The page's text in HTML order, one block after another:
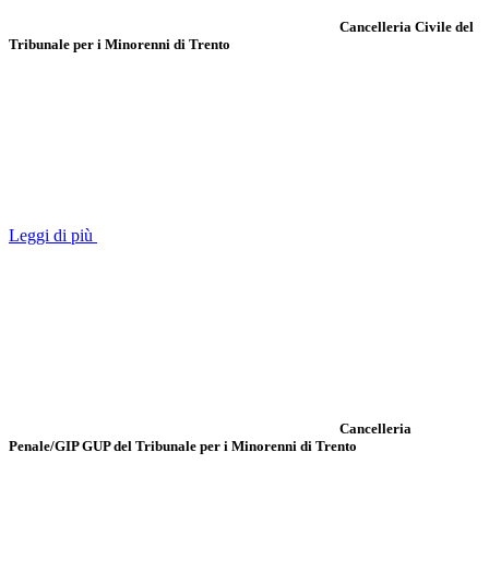
Cancelleria Civile del
Tribunale per i Minorenni di Trento
Leggi di più
Cancelleria
Penale/GIP GUP del Tribunale per i Minorenni di Trento